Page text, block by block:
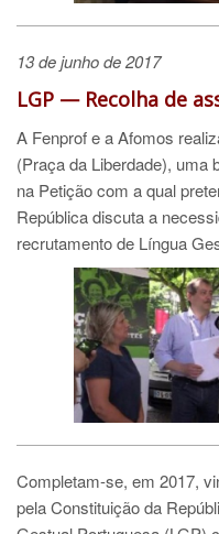
13 de junho de 2017
LGP — Recolha de
A Fenprof e a Afomos
(Praça da Liberdade), uma
na Petição com a qual
República discuta a
recrutamento de Língua
Completam-se, em 2017,
pela Constituição da